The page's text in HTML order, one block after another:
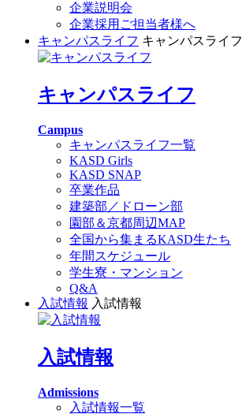
企業説明会
企業採用ご担当者様へ
キャンパスライフ キャンパスライフ
キャンパスライフ
Campus
キャンパスライフ一覧
KASD Girls
KASD SNAP
卒業作品
建築部／ドローン部
園部＆京都周辺MAP
全国から集まるKASD生たち
年間スケジュール
学生寮・マンション
Q&A
入試情報 入試情報
入試情報
Admissions
入試情報一覧